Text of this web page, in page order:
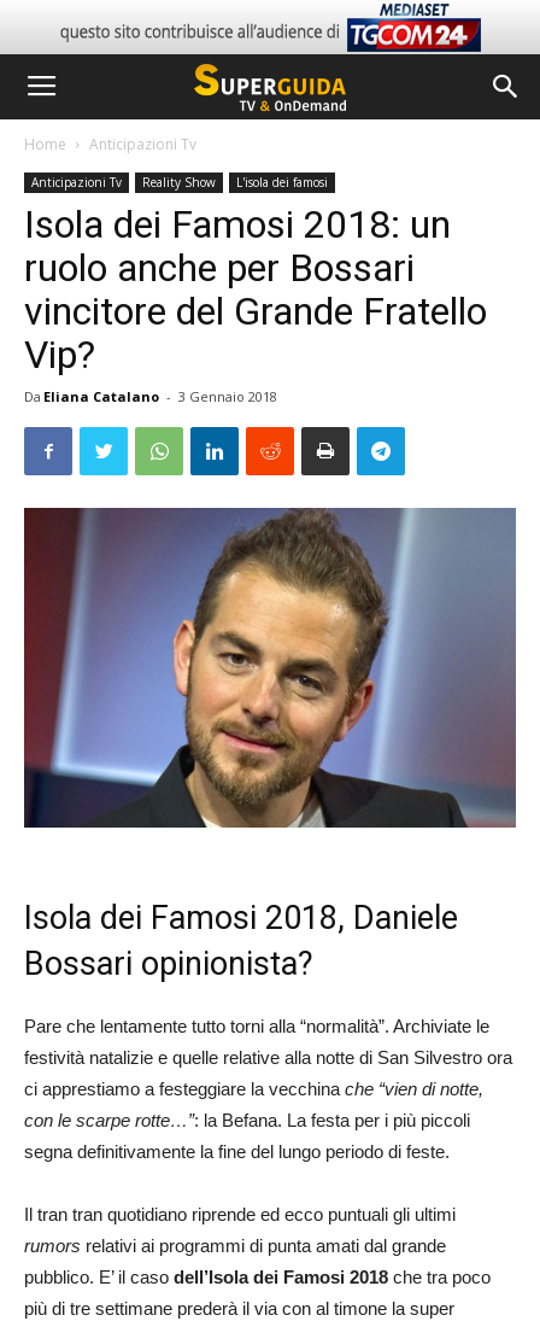
Home Anticipazioni Tv
Anticipazioni Tv Reality Show L'isola dei famosi
Isola dei Famosi 2018: un
ruolo anche per Bossari
vincitore del Grande Fratello
Vip?
Da Eliana Catalano - 3 Gennaio 2018
Isola dei Famosi 2018, Daniele
Bossari opinionista?
Pare che lentamente tutto torni alla “normalità”. Archiviate le
festività natalizie e quelle relative alla notte di San Silvestro ora
ci apprestiamo a festeggiare la vecchina che “vien di notte,
con le scarpe rotte…”: la Befana. La festa per i più piccoli
segna definitivamente la fine del lungo periodo di feste.
Il tran tran quotidiano riprende ed ecco puntuali gli ultimi
rumors relativi ai programmi di punta amati dal grande
pubblico. E’ il caso dell’Isola dei Famosi 2018 che tra poco
più di tre settimane prederà il via con al timone la super